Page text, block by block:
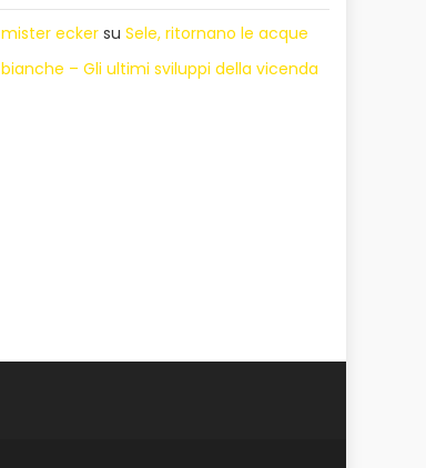
mister ecker suSele, ritornano le acque
bianche – Gli ultimi sviluppi della vicenda